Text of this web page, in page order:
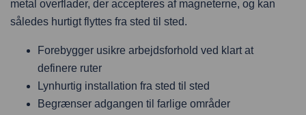
metal overflader, der accepteres af magneterne, og kan
således hurtigt flyttes fra sted til sted.
Forebygger usikre arbejdsforhold ved klart at
definere ruter
Lynhurtig installation fra sted til sted
Begrænser adgangen til farlige områder